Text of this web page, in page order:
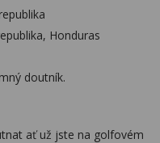
Honduras
doutník.
ať už jste na golfovém